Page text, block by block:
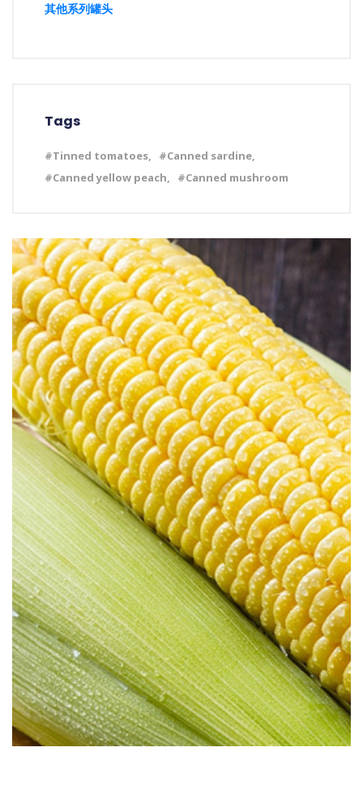
其他系列罐头
Tags
#Tinned tomatoes,
#Canned sardine,
#Canned yellow peach,
#Canned mushroom